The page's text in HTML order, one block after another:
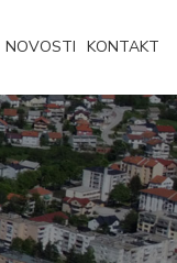
NOVOSTI KONTAKT